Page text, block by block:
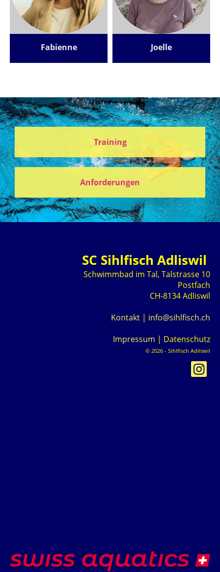
Fabienne Joelle
Training
Anforderungen
SC Sihlfisch Adliswil
Schwimmbad im Tal, Talstrasse 10
Postfach
CH-8134 Adliswil
Kontakt | info@sihlfisch.ch
Impressum | Datenschutz
© 2026 - Sihlfisch Adliswil